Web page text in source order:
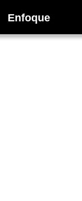
Enfoque